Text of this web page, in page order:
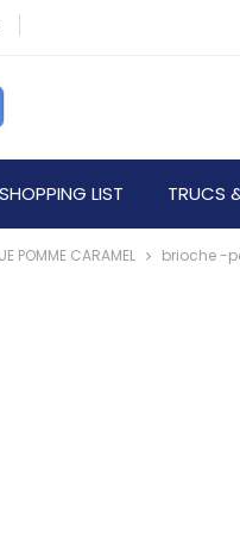
SHOPPING LIST TRUCS
POMME CARAMEL brioche -